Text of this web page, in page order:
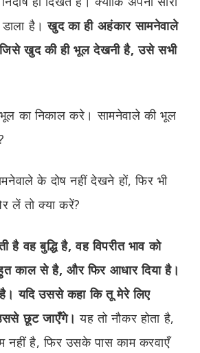
डाला है।खुद का ही अहंकार सामनेवाले
खुद की ही भूल देखनी है, उसे सभी
का निकाल करे। सामनेवाले की भूल
के दोष नहीं देखने हों, फिर भी
लें तो क्या करें?
है वह बुद्धि है, वह विपरीत भाव को
काल से है, और फिर आधार दिया है।
यदि उससे कहा कि तू मेरे लिए
छूट जाएँगे। यह तो नौकर होता है,
नहीं है, फिर उसके पास काम करवाएँ